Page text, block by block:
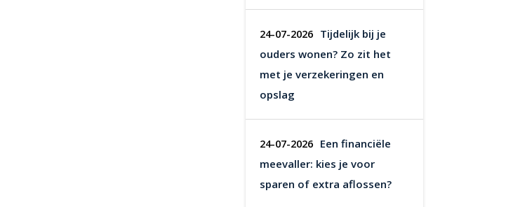
24-07-2026 Tijdelijk bij je
ouders wonen? Zo zit het
met je verzekeringen en
opslag
24-07-2026 Een financiële
meevaller: kies je voor
sparen of extra aflossen?